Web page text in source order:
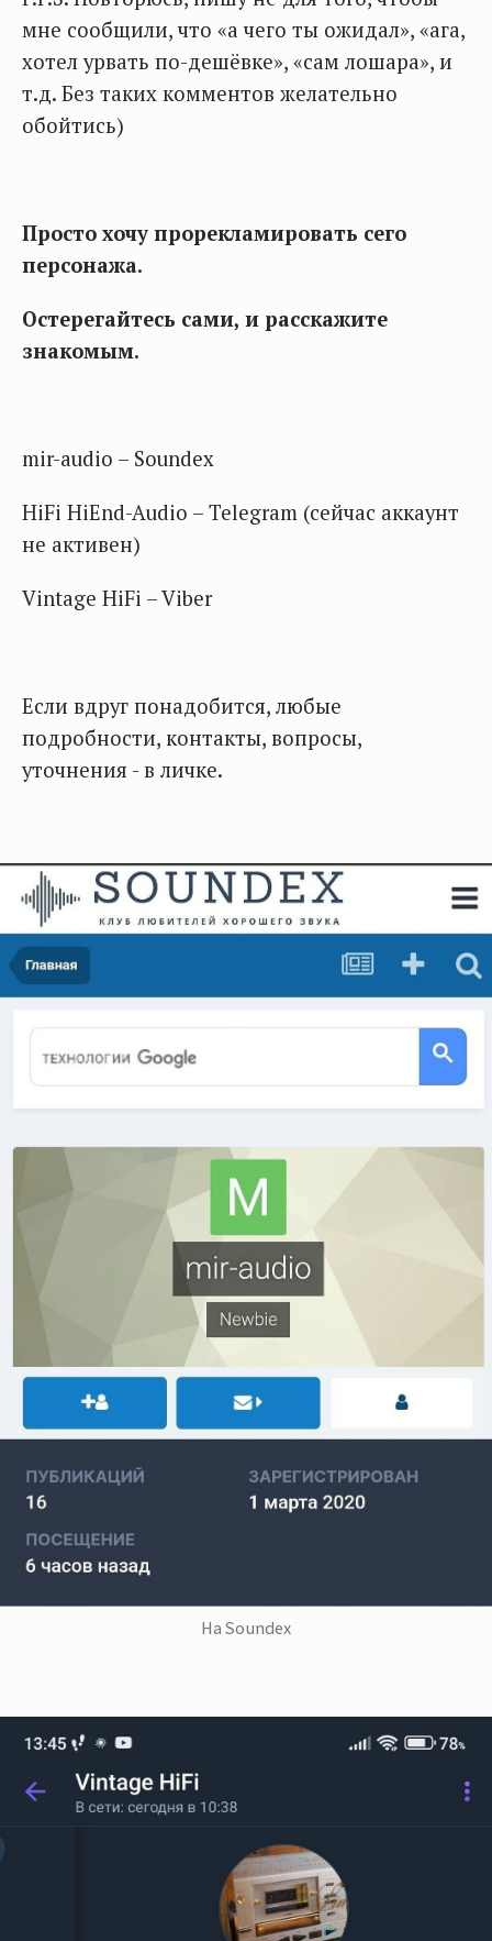
мне сообщили, что «а чего ты ожидал», «ага,
хотел урвать по-дешёвке», «сам лошара», и
т.д. Без таких комментов желательно
обойтись)
Просто хочу прорекламировать сего
персонажа.
Остерегайтесь сами, и расскажите
знакомым.
mir-audio – Soundex
HiFi HiEnd-Audio – Telegram (сейчас аккаунт
не активен)
Vintage HiFi – Viber
Если вдруг понадобится, любые
подробности, контакты, вопросы,
уточнения - в личке.
На Soundex